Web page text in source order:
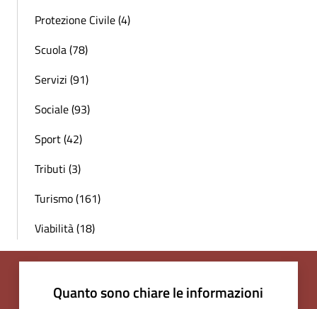
Protezione Civile (4)
Scuola (78)
Servizi (91)
Sociale (93)
Sport (42)
Tributi (3)
Turismo (161)
Viabilità (18)
Quanto sono chiare le informazioni